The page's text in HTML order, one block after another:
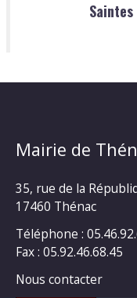
Mairie de
35, rue de la
17460 Thénac
Téléphone :
Fax : 05.92.46.68.45
Nous contacter